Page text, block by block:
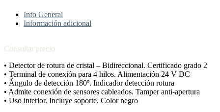
Info General
Información adicional
Consultar precio
• Detector de rotura de cristal – Bidireccional. Certificado grado 2
• Terminal de conexión para 4 hilos. Alimentación 24 V DC
• Ángulo de detección 180º. Indicador detección rotura
• Admite conexión de sensores cableados. Tamper anti-apertura
• Uso interior. Incluye soporte. Color negro